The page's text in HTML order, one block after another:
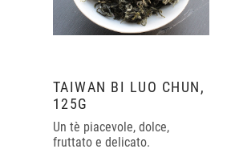
TAIWAN BI LUO CHUN,
125G
Un tè piacevole, dolce,
fruttato e delicato.